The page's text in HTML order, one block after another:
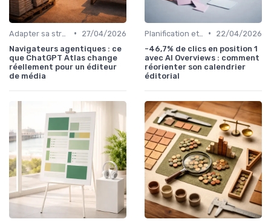
•
27/04/2026
Navigateurs agentiques : ce
que ChatGPT Atlas change
réellement pour un éditeur
de média
•
22/04/2026
-46,7% de clics en position 1
avec AI Overviews : comment
réorienter son calendrier
éditorial